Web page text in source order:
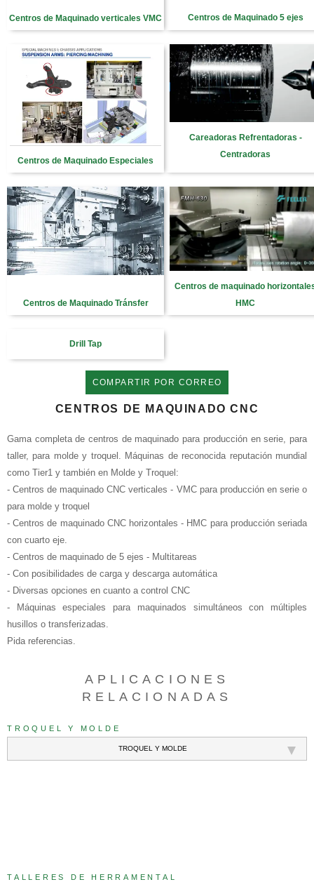
Centros de Maquinado verticales VMC Centros de Maquinado 5 ejes
Centros de Maquinado Especiales
Careadoras Refrentadoras -
Centradoras
Centros de Maquinado Tránsfer
Centros de maquinado
HMC
Drill Tap
COMPARTIR POR CORREO
CENTROS DE MAQUINADO CNC
Gama completa de centros de maquinado para producción en serie, para
taller, para molde y troquel. Máquinas de reconocida reputación mundial
como Tier1 y también en Molde y Troquel:
- Centros de maquinado CNC verticales - VMC para producción en serie o
para molde y troquel
- Centros de maquinado CNC horizontales - HMC para producción seriada
con cuarto eje.
- Centros de maquinado de 5 ejes - Multitareas
- Con posibilidades de carga y descarga automática
- Diversas opciones en cuanto a control CNC
- Máquinas especiales para maquinados simultáneos con múltiples
husillos o transferizadas.
Pida referencias.
APLICACIONES
RELACIONADAS
TROQUEL Y MOLDE
TROQUEL Y MOLDE
TALLERES DE HERRAMENTAL